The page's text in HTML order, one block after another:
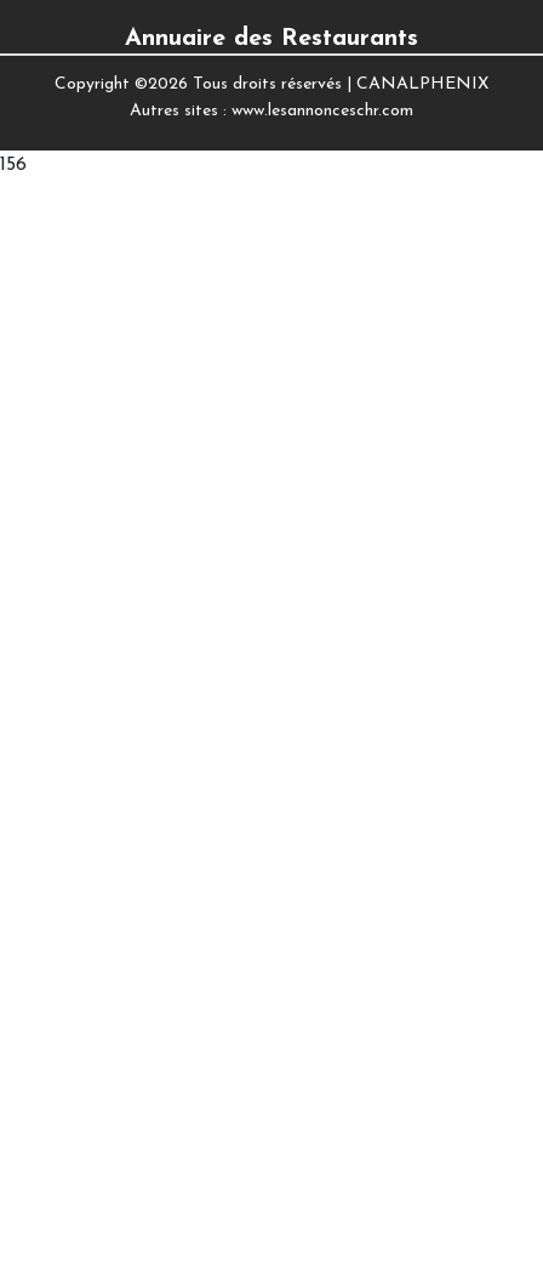
Annuaire des Restaurants
Copyright ©2026 Tous droits réservés | CANALPHENIX
Autres sites : www.lesannonceschr.com
156